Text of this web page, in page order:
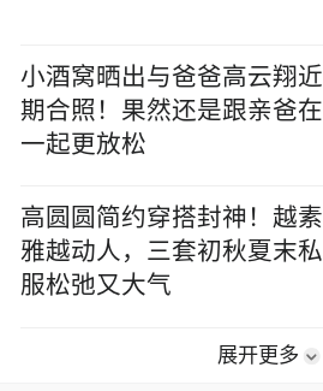
小酒窝晒出与爸爸高云翔近
期合照！果然还是跟亲爸在
一起更放松
高圆圆简约穿搭封神！越素
雅越动人，三套初秋夏末私
服松弛又大气
展开更多